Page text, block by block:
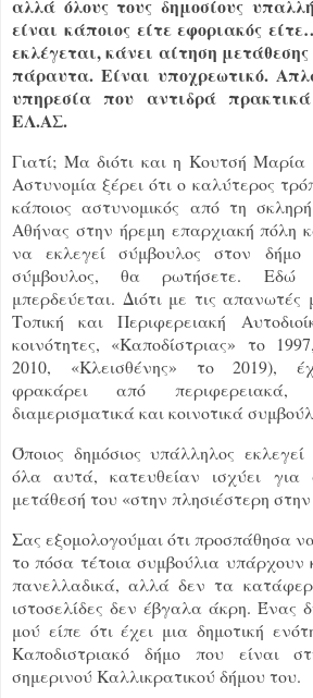
αλλά όλους τους δημοσίους
είναι κάποιος είτε εφοριακός
εκλέγεται, κάνει αίτηση
πάραυτα. Είναι υποχρεωτικό.
υπηρεσία που αντιδρά
ΕΛ.ΑΣ.
Γιατί; Μα διότι και η Κουτσή
Αστυνομία ξέρει ότι ο καλύτερος
κάποιος αστυνομικός από τη
Αθήνας στην ήρεμη επαρχιακή πόλη
να εκλεγεί σύμβουλος στον
σύμβουλος, θα ρωτήσετε.
μπερδεύεται. Διότι με τις απανωτές
Τοπική και Περιφερειακή
κοινότητες, «Καποδίστριας» το
2010, «Κλεισθένης» το 2019),
φρακάρει από περιφερειακά,
διαμερισματικά και κοινοτικά
Όποιος δημόσιος υπάλληλος
όλα αυτά, κατευθείαν ισχύει
μετάθεσή του «στην πλησιέστερη
Σας εξομολογούμαι ότι προσπάθησα
το πόσα τέτοια συμβούλια υπάρχουν
πανελλαδικά, αλλά δεν τα
ιστοσελίδες δεν έβγαλα άκρη. Ένας
μού είπε ότι έχει μια δημοτική
Καποδιστριακό δήμο που είναι
σημερινού Καλλικρατικού δήμου του.